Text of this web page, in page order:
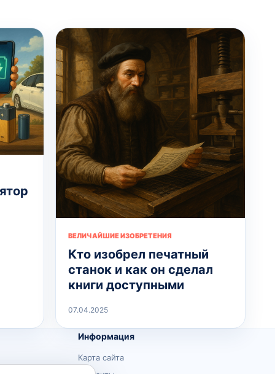
ВЕЛИЧАЙШИЕ ИЗОБРЕТЕНИЯ
Кто изобрел печатный
станок и как он сделал
книги доступными
07.04.2025
Информация
Карта сайта